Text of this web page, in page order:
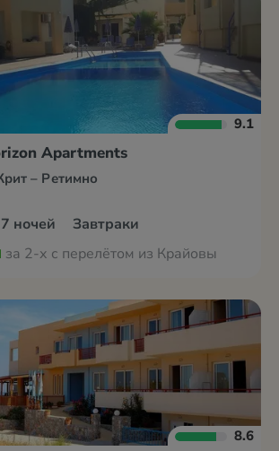
9.1
Apartments
– Ретимно
7 ночей Завтраки
за 2-х с перелётом из Крайовы
8.6